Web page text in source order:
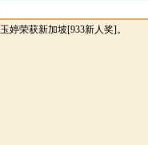
婷荣获新加坡[933新人奖]。